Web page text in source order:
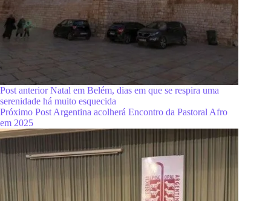
PostanteriorNatal em Belém, dias em que se respira uma
serenidade há muito esquecida
Próximo PostArgentina acolherá Encontro da Pastoral Afro
em 2025